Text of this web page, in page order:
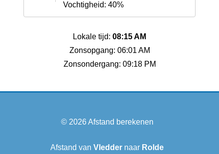
Vochtigheid: 40%
Lokale tijd: 08:15 AM
Zonsopgang: 06:01 AM
Zonsondergang: 09:18 PM
© 2026Afstand berekenen
Afstand van Vledder naar Rolde